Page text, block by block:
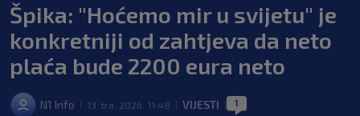
Špika: "Hoćemo mir u svijetu" je
konkretniji od zahtjeva da neto
plaća bude 2200 eura neto
N1 Info 13. tra. 2026. 11:48 VIJESTI 1